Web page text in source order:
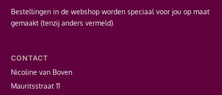
Bestellingen in de webshop worden speciaal voor jou op maat
gemaakt (tenzij anders vermeld).
CONTACT
Nicoline van Boven
Mauritsstraat 11